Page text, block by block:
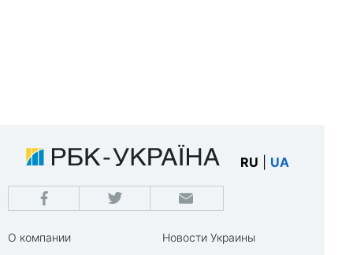
RU UA
О компании
Новости Украины